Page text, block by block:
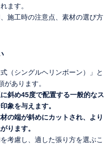
ます。
施工時の注意点、素材の選び方
（シングルヘリンボーン）」と
があります。
斜め45度で配置する一般的なス
象を与えます。
の端が斜めにカットされ、より
ります。
考慮し、適した張り方を選ぶこ